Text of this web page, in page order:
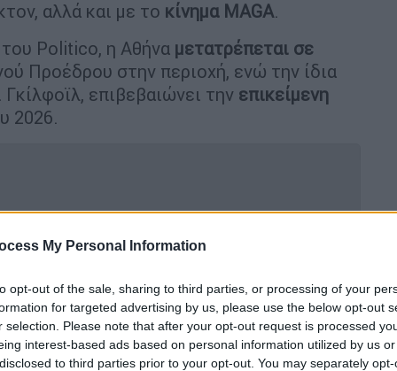
My Personal Information
opt-out of the sale, sharing to third parties, or processing of your
for targeted advertising by us, please use the below opt-out
selection. Please note that after your opt-out request is processed
interest-based ads based on personal information utilized by us
to third parties prior to your opt-out. You may separately
αλλά και με το κίνημα MAGA.
του Politico, η Αθήνα μετατρέπεται σε
Προέδρου στην περιοχή, ενώ την ίδια
Γκίλφοϊλ, επιβεβαιώνει την επικείμενη
2026.
με Ευρώπη και ΝΑΤΟ θα
στο Ιράν
στρατευμάτων από τη